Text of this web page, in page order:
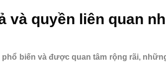
và quyền liên quan
biến và được quan tâm rộng rãi,